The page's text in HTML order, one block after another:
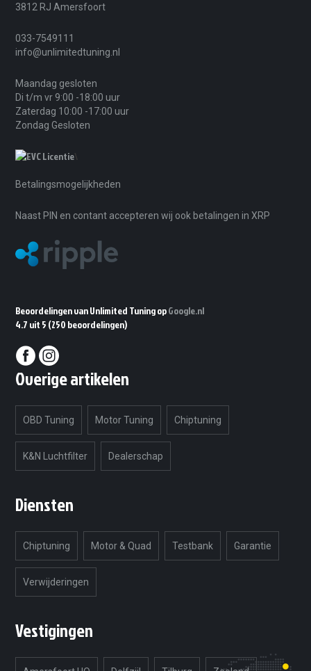
3812 RJ Amersfoort
033-7549111
info@unlimitedtuning.nl
Maandag gesloten
Di t/m vr 9:00 -18:00 uur
Zaterdag 10:00 -17:00 uur
Zondag Gesloten
Betalingsmogelijkheden
Naast PIN en contant accepteren wij ook betalingen in XRP
Beoordelingen van Unlimited Tuning opGoogle.nl
4.7 uit 5 (250 beoordelingen)
Overige artikelen
OBD Tuning Motor Tuning Chiptuning
K&N Luchtfilter Dealerschap
Diensten
Chiptuning Motor & Quad Testbank Garantie
Verwijderingen
Vestigingen